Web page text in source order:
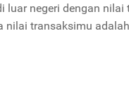
luar negeri dengan
nilai transaksimu